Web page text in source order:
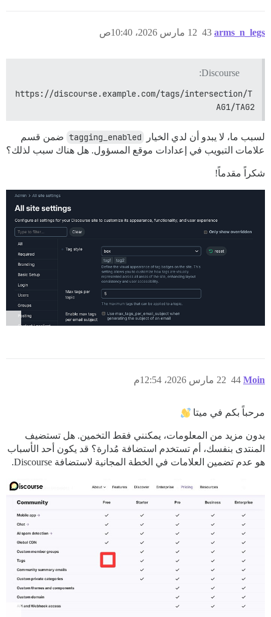
arms_n_legs 12 مارس 2026، 10:40ص 43
Discourse:
https://discourse.example.com/tags/intersection/T
AG1/TAG2
لسبب ما، لا يبدو أن لدي الخيار tagging_enabled ضمن قسم
علامات التبويب في إعدادات موقع المسؤول. هل هناك سبب لذلك؟
شكراً مقدماً!
Moin 22 مارس 2026، 12:54م 44
مرحباً بكم في ميتا
بدون مزيد من المعلومات، يمكنني فقط التخمين. هل تستضيف
المنتدى بنفسك، أم تستخدم استضافة مُدارة؟ قد يكون أحد الأسباب
هو عدم تضمين العلامات في الخطة المجانية لاستضافة Discourse.